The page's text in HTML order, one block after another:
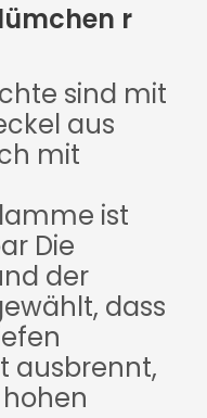
r
sind mit
aus
mit
ist
Die
der
dass
ausbrennt,